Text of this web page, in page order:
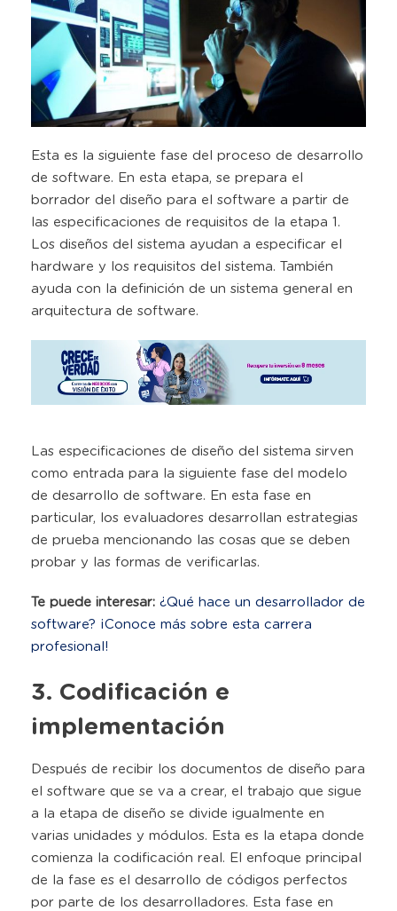
Esta es la siguiente fase del proceso de desarrollo
de software. En esta etapa, se prepara el
borrador del diseño para el software a partir de
las especificaciones de requisitos de la etapa 1.
Los diseños del sistema ayudan a especificar el
hardware y los requisitos del sistema. También
ayuda con la definición de un sistema general en
arquitectura de software.
Las especificaciones de diseño del sistema sirven
como entrada para la siguiente fase del modelo
de desarrollo de software. En esta fase en
particular, los evaluadores desarrollan estrategias
de prueba mencionando las cosas que se deben
probar y las formas de verificarlas.
Te puede interesar: ¿Qué hace un desarrollador de
software? ¡Conoce más sobre esta carrera
profesional!
3. Codificación e
implementación
Después de recibir los documentos de diseño para
el software que se va a crear, el trabajo que sigue
a la etapa de diseño se divide igualmente en
varias unidades y módulos. Esta es la etapa donde
comienza la codificación real. El enfoque principal
de la fase es el desarrollo de códigos perfectos
por parte de los desarrolladores. Esta fase en